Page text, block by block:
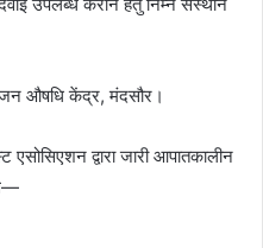
औषधि केंद्र, मंदसौर।
द्वारा जारी आपातकालीन